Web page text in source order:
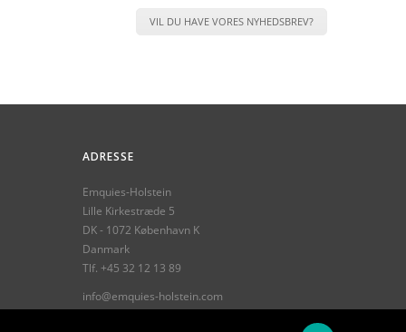
VIL DU HAVE VORES NYHEDSBREV?
ADRESSE
Emquies-Holstein
Lille Kirkestræde 5
DK - 1072 København K
Danmark
Tlf. +45 32 12 13 89
info@emquies-holstein.com